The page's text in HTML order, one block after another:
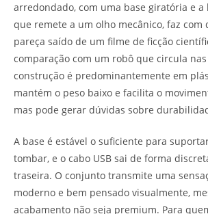
arredondado, com uma base giratória e
que remete a um olho mecânico, faz com
pareça saído de um filme de ficção
comparação com um robô que circula
construção é predominantemente em
mantém o peso baixo e facilita o
mas pode gerar dúvidas sobre
A base é estável o suficiente para
tombar, e o cabo USB sai de forma
traseira. O conjunto transmite uma
moderno e bem pensado visualmente,
acabamento não seja premium. Para